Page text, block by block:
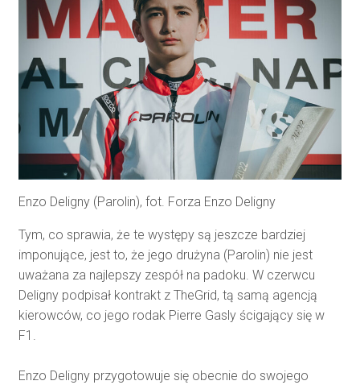
Enzo Deligny (Parolin), fot. Forza Enzo Deligny
Tym, co sprawia, że te występy są jeszcze bardziej
imponujące, jest to, że jego drużyna (Parolin) nie jest
uważana za najlepszy zespół na padoku. W czerwcu
Deligny podpisał kontrakt z TheGrid, tą samą agencją
kierowców, co jego rodak Pierre Gasly ścigający się w
F1.
Enzo Deligny przygotowuje się obecnie do swojego